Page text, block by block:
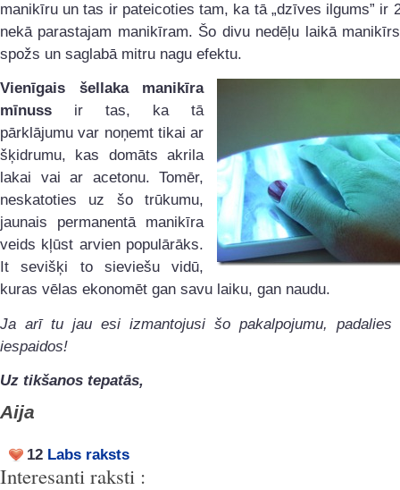
manikīru un tas ir pateicoties tam, ka tā „dzīves ilgums” ir
nekā parastajam manikīram. Šo divu nedēļu laikā
spožs un saglabā mitru nagu efektu.
Vienīgais šellaka manikīra
mīnuss ir tas, ka tā
pārklājumu var noņemt tikai ar
šķidrumu, kas domāts akrila
lakai vai ar acetonu. Tomēr,
neskatoties uz šo trūkumu,
jaunais permanentā manikīra
veids kļūst arvien populārāks.
It sevišķi to sieviešu vidū,
kuras vēlas ekonomēt gan savu laiku, gan naudu.
Ja arī tu jau esi izmantojusi šo pakalpojumu, padalies
iespaidos!
Uz tikšanos tepatās,
Aija
12 Labs raksts
Interesanti raksti :